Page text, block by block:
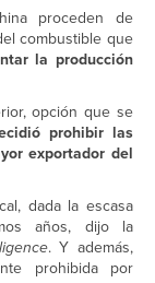
proceden de
combustible que
la producción
opción que se
prohibir las
exportador del
dada la escasa
años, dijo la
. Y además,
prohibida por